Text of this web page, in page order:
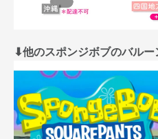
⬇︎他のスポンジボブのバル